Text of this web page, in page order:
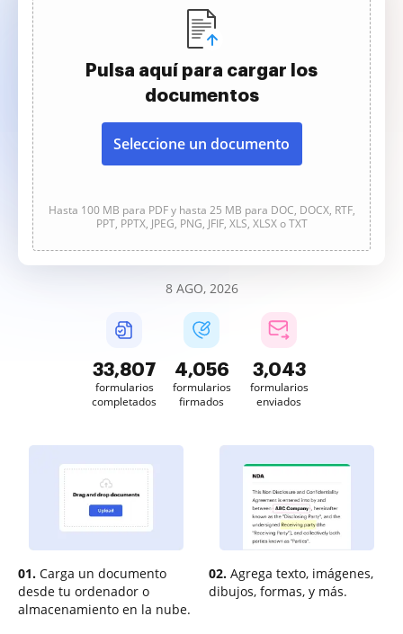
Pulsa aquí para cargar los
documentos
Seleccione un documento
Hasta 100 MB para PDF y hasta 25 MB para DOC, DOCX, RTF,
PPT, PPTX, JPEG, PNG, JFIF, XLS, XLSX o TXT
8 AGO, 2026
33,807
formularios
completados
4,056
formularios
firmados
3,043
formularios
enviados
01. Carga un documento
desde tu ordenador o
almacenamiento en la nube.
02. Agrega texto, imágenes,
dibujos, formas, y más.